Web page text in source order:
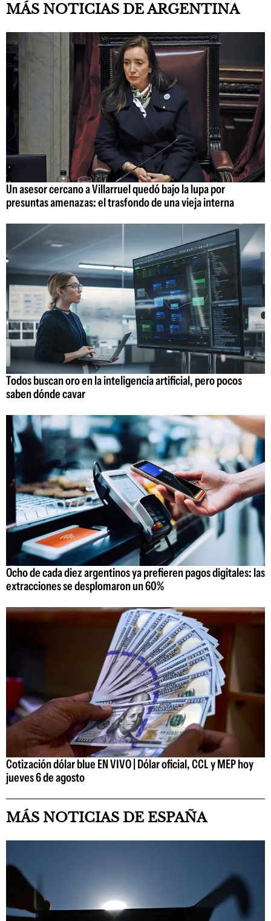
MÁS NOTICIAS DE ARGENTINA
Un asesor cercano a Villarruel quedó bajo la lupa por
presuntas amenazas: el trasfondo de una vieja interna
Todos buscan oro en la inteligencia artificial, pero pocos
saben dónde cavar
Ocho de cada diez argentinos ya prefieren pagos digitales: las
extracciones se desplomaron un 60%
Cotización dólar blue EN VIVO | Dólar oficial, CCL y MEP hoy
jueves 6 de agosto
MÁS NOTICIAS DE ESPAÑA